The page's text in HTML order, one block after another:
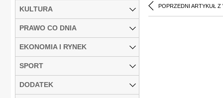
POPRZEDNI ARTYKUŁ Z
KULTURA
PRAWO CO DNIA
EKONOMIA I RYNEK
SPORT
DODATEK